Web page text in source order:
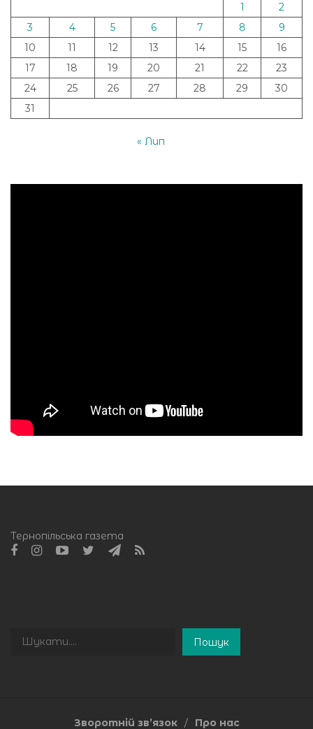
1
2
3
4 5 6 7 8
9
10
11 12 13 14 15
16
17
18 19 20 21 22
23
24
25 26 27 28 29
30
31
« Лип
Тернопільська газета
Пошук
Пошук
Зворотній зв’язок Про нас